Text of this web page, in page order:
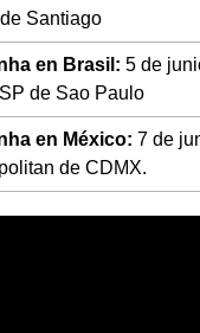
Santiago
en Brasil: 5 de
de Sao Paulo
en México: 7 de
de CDMX.